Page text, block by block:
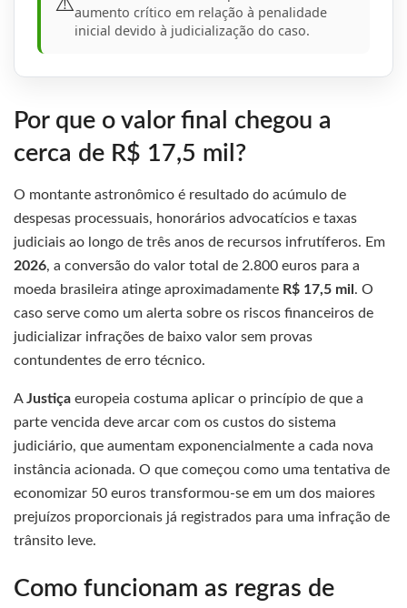
aumento crítico em relação à penalidade
inicial devido à judicialização do caso.
Por que o valor final chegou a
cerca de R$ 17,5 mil?
O montante astronômico é resultado do acúmulo de
despesas processuais, honorários advocatícios e taxas
judiciais ao longo de três anos de recursos infrutíferos. Em
2026, a conversão do valor total de 2.800 euros para a
moeda brasileira atinge aproximadamente R$ 17,5 mil . O
caso serve como um alerta sobre os riscos financeiros de
judicializar infrações de baixo valor sem provas
contundentes de erro técnico.
AJustiça europeia costuma aplicar o princípio de que a
parte vencida deve arcar com os custos do sistema
judiciário, que aumentam exponencialmente a cada nova
instância acionada. O que começou como uma tentativa de
economizar 50 euros transformou-se em um dos maiores
prejuízos proporcionais já registrados para uma infração de
trânsito leve.
Como funcionam as regras de